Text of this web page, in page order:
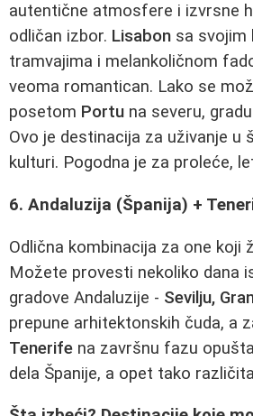
autentične atmosfere i izvrsne
odličan izbor. Lisabon sa svojim
tramvajima i melankoličnom
veoma romantican. Lako se
posetom Portu na severu,
Ovo je destinacija za uživanje u
kulturi. Pogodna je za proleće,
6. Andaluzija (Španija) +
Odlična kombinacija za one koji
Možete provesti nekoliko dana
gradove Andaluzije - Sevilju,
prepune arhitektonskih čuda, a
Tenerife na završnu fazu
dela Španije, a opet tako